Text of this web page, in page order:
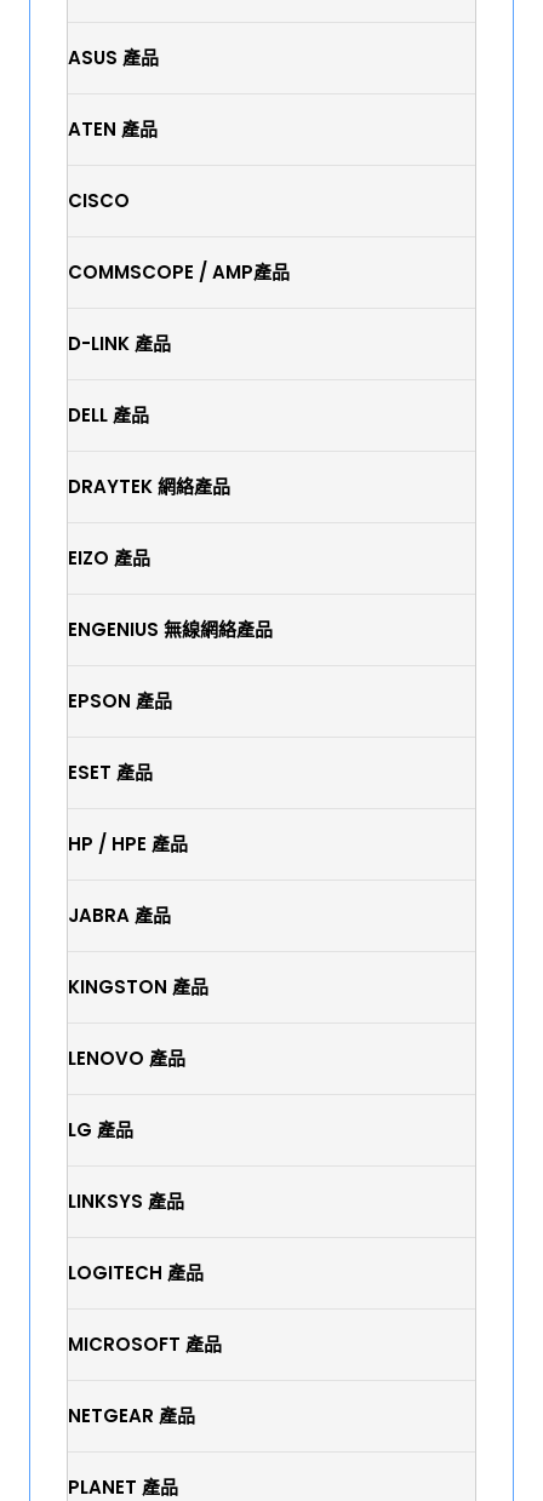
ASUS 產品
ATEN 產品
CISCO
COMMSCOPE / AMP產品
D-LINK 產品
DELL 產品
DRAYTEK 網絡產品
EIZO 產品
ENGENIUS 無線網絡產品
EPSON 產品
ESET 產品
HP / HPE 產品
JABRA 產品
KINGSTON 產品
LENOVO 產品
LG 產品
LINKSYS 產品
LOGITECH 產品
MICROSOFT 產品
NETGEAR 產品
PLANET 產品